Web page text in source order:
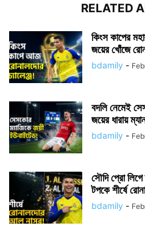
RELATED
কিংস কাপের
জয়ের খোঁজে
bdamily -
বদলি নেমেই
জয়ের ধারায়
bdamily -
সৌদি প্রো
টপকে শীর্ষে
bdamily -